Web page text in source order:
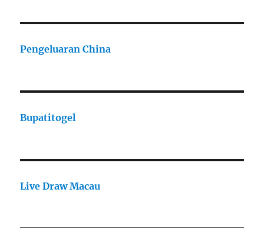
Pengeluaran China
Bupatitogel
Live Draw Macau